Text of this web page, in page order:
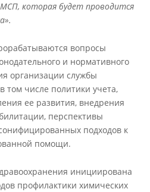
которая будет проводится
вопросы
и нормативного
организации службы
том числе политики учета,
ее развития, внедрения
перспективы
подходов к
помощи.
инициирована
профилактики химических